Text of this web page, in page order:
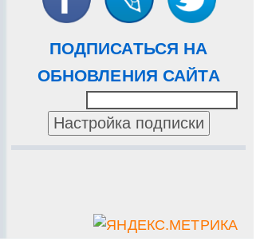
ПОДПИСАТЬСЯ НА
ОБНОВЛЕНИЯ САЙТА